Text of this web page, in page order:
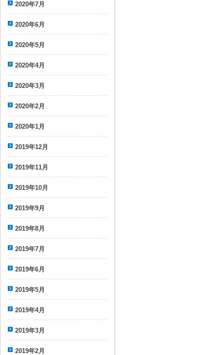
2020年7月
2020年6月
2020年5月
2020年4月
2020年3月
2020年2月
2020年1月
2019年12月
2019年11月
2019年10月
2019年9月
2019年8月
2019年7月
2019年6月
2019年5月
2019年4月
2019年3月
2019年2月